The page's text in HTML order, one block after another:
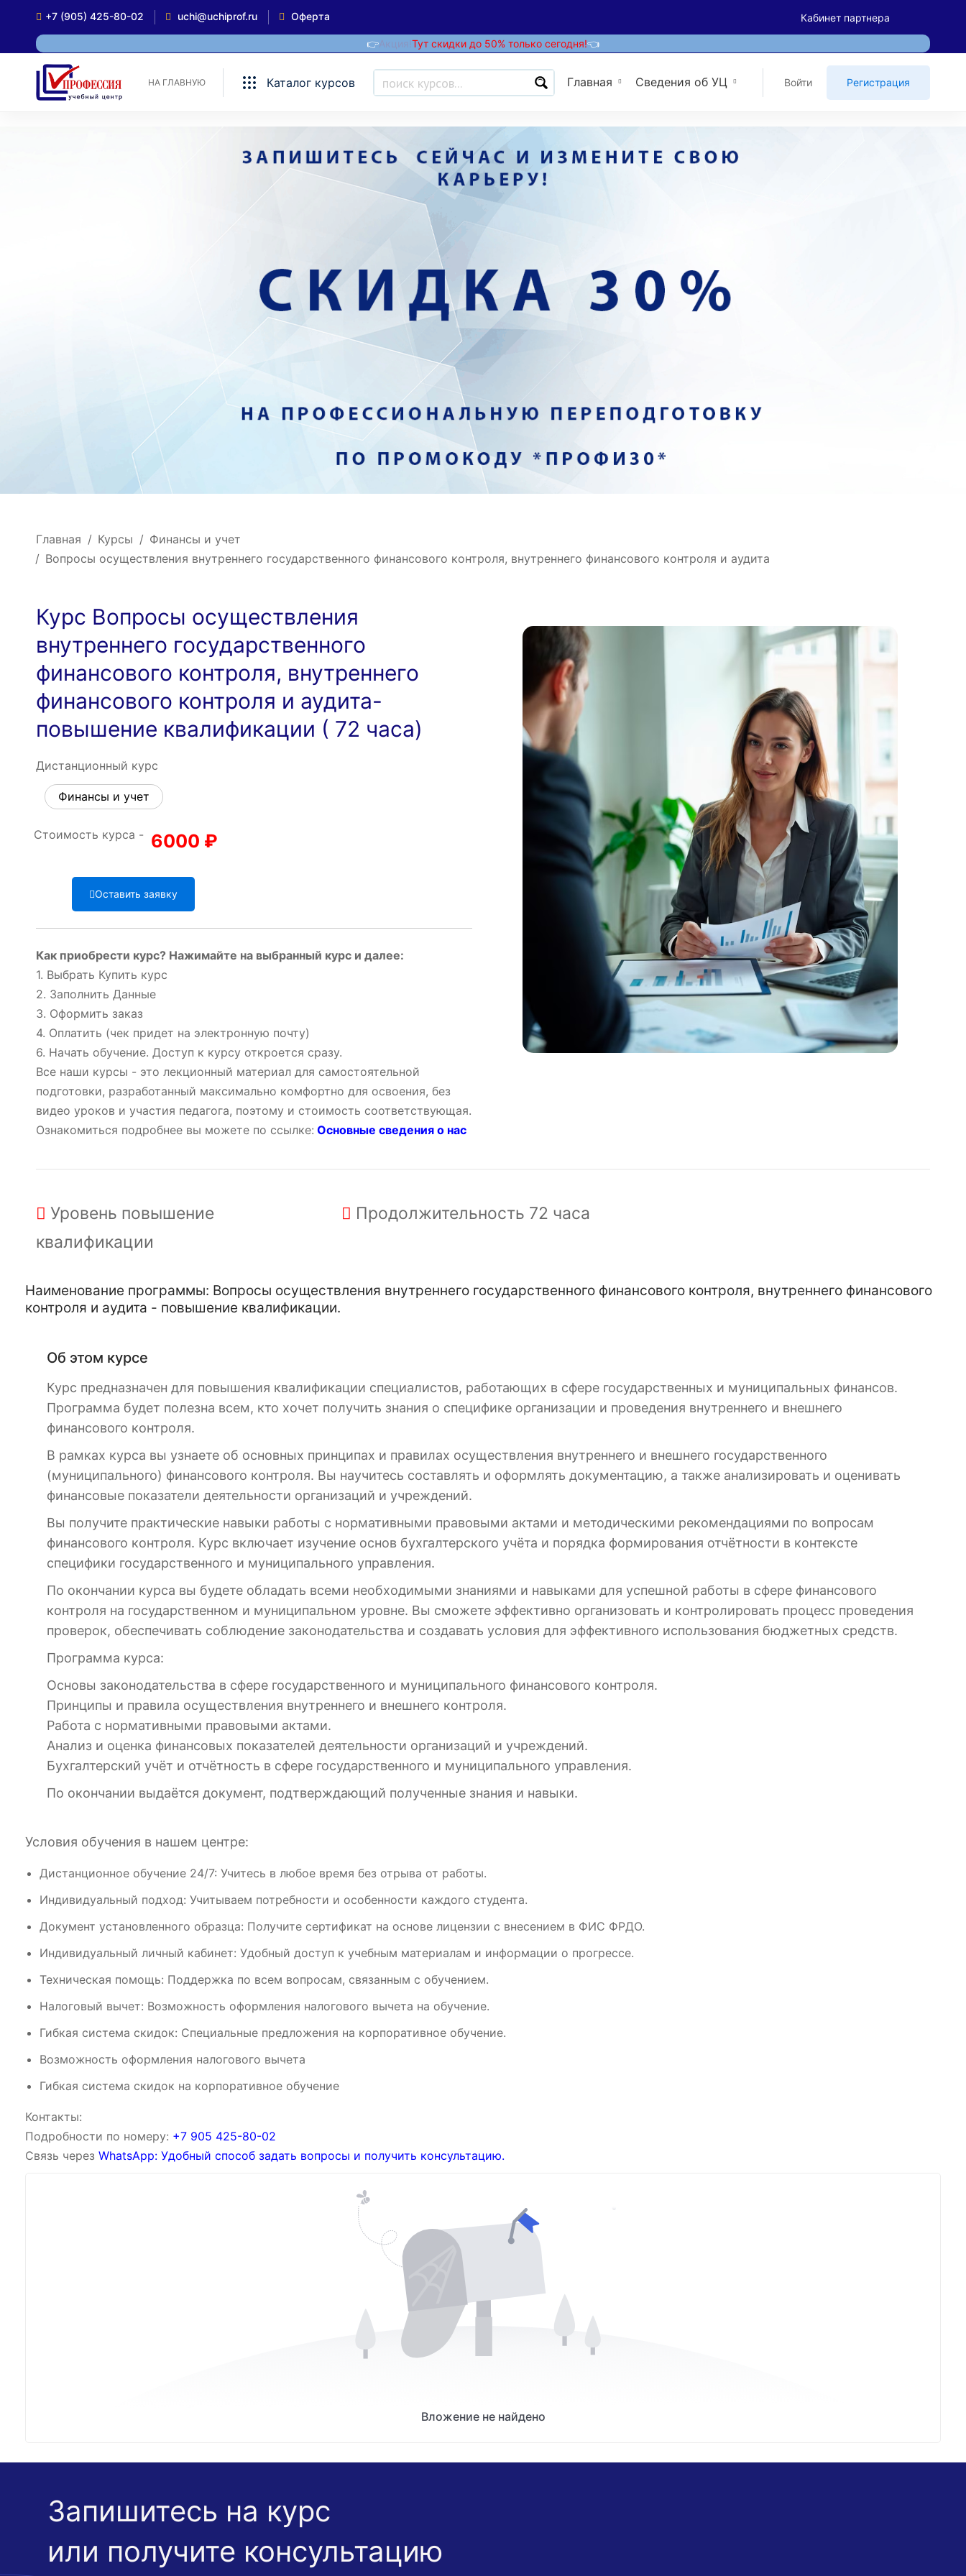
+7 (905) 425-80-02 uchi@uchiprof.ru Оферта Кабинет партнера
👉Акция! Тут скидки до 50% только сегодня!👈
НА ГЛАВНУЮ Каталог курсов Главная Сведения об УЦ Войти Регистрация
Главная Курсы
Финансы и учет
Вопросы осуществления внутреннего государственного финансового контроля, внутреннего финансового контроля и аудита
Курс Вопросы осуществления
внутреннего государственного
финансового контроля, внутреннего
финансового контроля и аудита-
повышение квалификации ( 72 часа)
Дистанционный курс
Финансы и учет
Стоимость курса - 6000 ₽
Оставить заявку
Как приобрести курс? Нажимайте на выбранный курс и далее:
1. Выбрать Купить курс
2. Заполнить Данные
3. Оформить заказ
4. Оплатить (чек придет на электронную почту)
6. Начать обучение. Доступ к курсу откроется сразу.
Все наши курсы - это лекционный материал для самостоятельной
подготовки, разработанный максимально комфортно для освоения, без
видео уроков и участия педагога, поэтому и стоимость соответствующая.
Ознакомиться подробнее вы можете по ссылке: Основные сведения о нас
Уровень повышение
квалификации
Продолжительность 72 часа
Наименование программы: Вопросы осуществления внутреннего государственного финансового контроля, внутреннего финансового
контроля и аудита - повышение квалификации.
Об этом курсе
Курс предназначен для повышения квалификации специалистов, работающих в сфере государственных и муниципальных финансов.
Программа будет полезна всем, кто хочет получить знания о специфике организации и проведения внутреннего и внешнего
финансового контроля.
В рамках курса вы узнаете об основных принципах и правилах осуществления внутреннего и внешнего государственного
(муниципального) финансового контроля. Вы научитесь составлять и оформлять документацию, а также анализировать и оценивать
финансовые показатели деятельности организаций и учреждений.
Вы получите практические навыки работы с нормативными правовыми актами и методическими рекомендациями по вопросам
финансового контроля. Курс включает изучение основ бухгалтерского учёта и порядка формирования отчётности в контексте
специфики государственного и муниципального управления.
По окончании курса вы будете обладать всеми необходимыми знаниями и навыками для успешной работы в сфере финансового
контроля на государственном и муниципальном уровне. Вы сможете эффективно организовать и контролировать процесс проведения
проверок, обеспечивать соблюдение законодательства и создавать условия для эффективного использования бюджетных средств.
Программа курса:
Основы законодательства в сфере государственного и муниципального финансового контроля.
Принципы и правила осуществления внутреннего и внешнего контроля.
Работа с нормативными правовыми актами.
Анализ и оценка финансовых показателей деятельности организаций и учреждений.
Бухгалтерский учёт и отчётность в сфере государственного и муниципального управления.
По окончании выдаётся документ, подтверждающий полученные знания и навыки.
Условия обучения в нашем центре:
Дистанционное обучение 24/7: Учитесь в любое время без отрыва от работы.
Индивидуальный подход: Учитываем потребности и особенности каждого студента.
Документ установленного образца: Получите сертификат на основе лицензии с внесением в ФИС ФРДО.
Индивидуальный личный кабинет: Удобный доступ к учебным материалам и информации о прогрессе.
Техническая помощь: Поддержка по всем вопросам, связанным с обучением.
Налоговый вычет: Возможность оформления налогового вычета на обучение.
Гибкая система скидок: Специальные предложения на корпоративное обучение.
Возможность оформления налогового вычета
Гибкая система скидок на корпоративное обучение
Контакты:
Подробности по номеру: ‪‪+7 905 425-80-02‬‬
Связь через WhatsApp: Удобный способ задать вопросы и получить консультацию.
Вложение не найдено
Запишитесь на курс
или получите консультацию